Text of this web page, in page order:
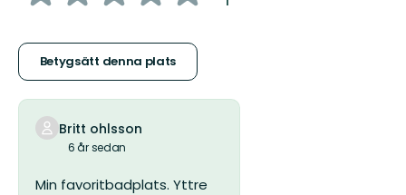
stjärnor
Betygsätt denna plats
Britt ohlsson
6 år sedan
Min favoritbadplats. Yttre